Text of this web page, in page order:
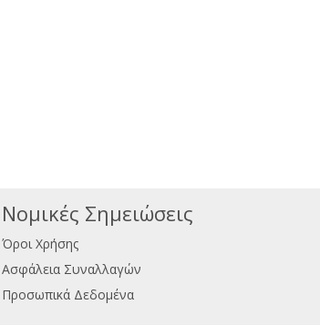
Νομικές Σημειώσεις
Όροι Χρήσης
Ασφάλεια Συναλλαγών
Προσωπικά Δεδομένα